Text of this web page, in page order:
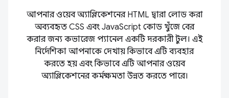
আপনার ওয়েব অ্যাপ্লিকেশনের HTML দ্বারা লোড করা
অব্যবহৃত CSS এবং JavaScript কোড খুঁজে বের
করার জন্য কভারেজ প্যানেল একটি দরকারী টুল। এই
নির্দেশিকা আপনাকে দেখায় কিভাবে এটি ব্যবহার
করতে হয় এবং কিভাবে এটি আপনার ওয়েব
অ্যাপ্লিকেশনের কর্মক্ষমতা উন্নত করতে পারে।